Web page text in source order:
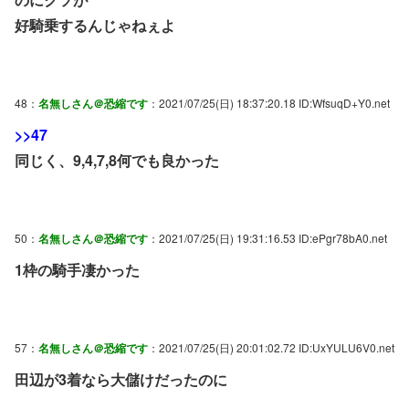
好騎乗するんじゃねぇよ
48： 名無しさん＠恐縮です ：2021/07/25(日) 18:37:20.18 ID:WfsuqD+Y0.net
>>47
同じく、9,4,7,8何でも良かった
50： 名無しさん＠恐縮です ：2021/07/25(日) 19:31:16.53 ID:ePgr78bA0.net
1枠の騎手凄かった
57： 名無しさん＠恐縮です ：2021/07/25(日) 20:01:02.72 ID:UxYULU6V0.net
田辺が3着なら大儲けだったのに